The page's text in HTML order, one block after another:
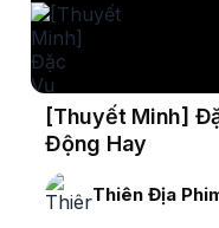
[Thuyết Minh]
Động Hay
Thiên Địa